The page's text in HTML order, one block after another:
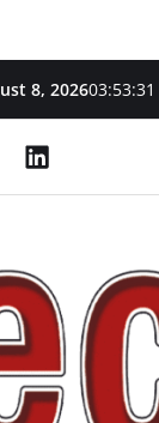
8, 2026